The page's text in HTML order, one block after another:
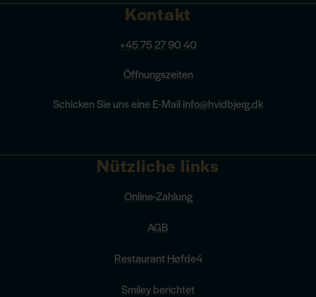
Nützliche links
Online-Zahlung
AGB
Restaurant Høfde4
Smiley berichtet
Kontakt
+45 75 27 90 40
Öffnungszeiten
Schicken Sie uns eine E-Mailinfo@hvidbjerg.dk